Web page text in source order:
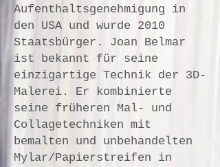
Aufenthaltsgenehmigung in
den USA und wurde 2010
Staatsbürger. Joan Belmar
ist bekannt für seine
einzigartige Technik der 3D-
Malerei. Er kombinierte
seine früheren Mal- und
Collagetechniken mit
bemalten und unbehandelten
Mylar/Papierstreifen in